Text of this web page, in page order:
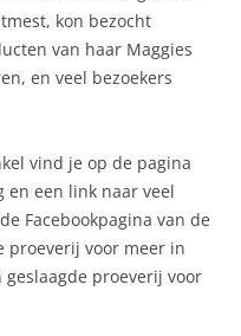
kon bezocht
van haar Maggies
en veel bezoekers
vind je op de pagina
en een link naar veel
Facebookpagina van de
proeverij voor meer in
geslaagde proeverij voor